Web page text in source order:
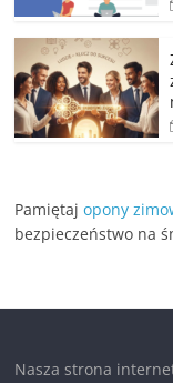
Pamiętajopony
bezpieczeństwo na
Nasza strona